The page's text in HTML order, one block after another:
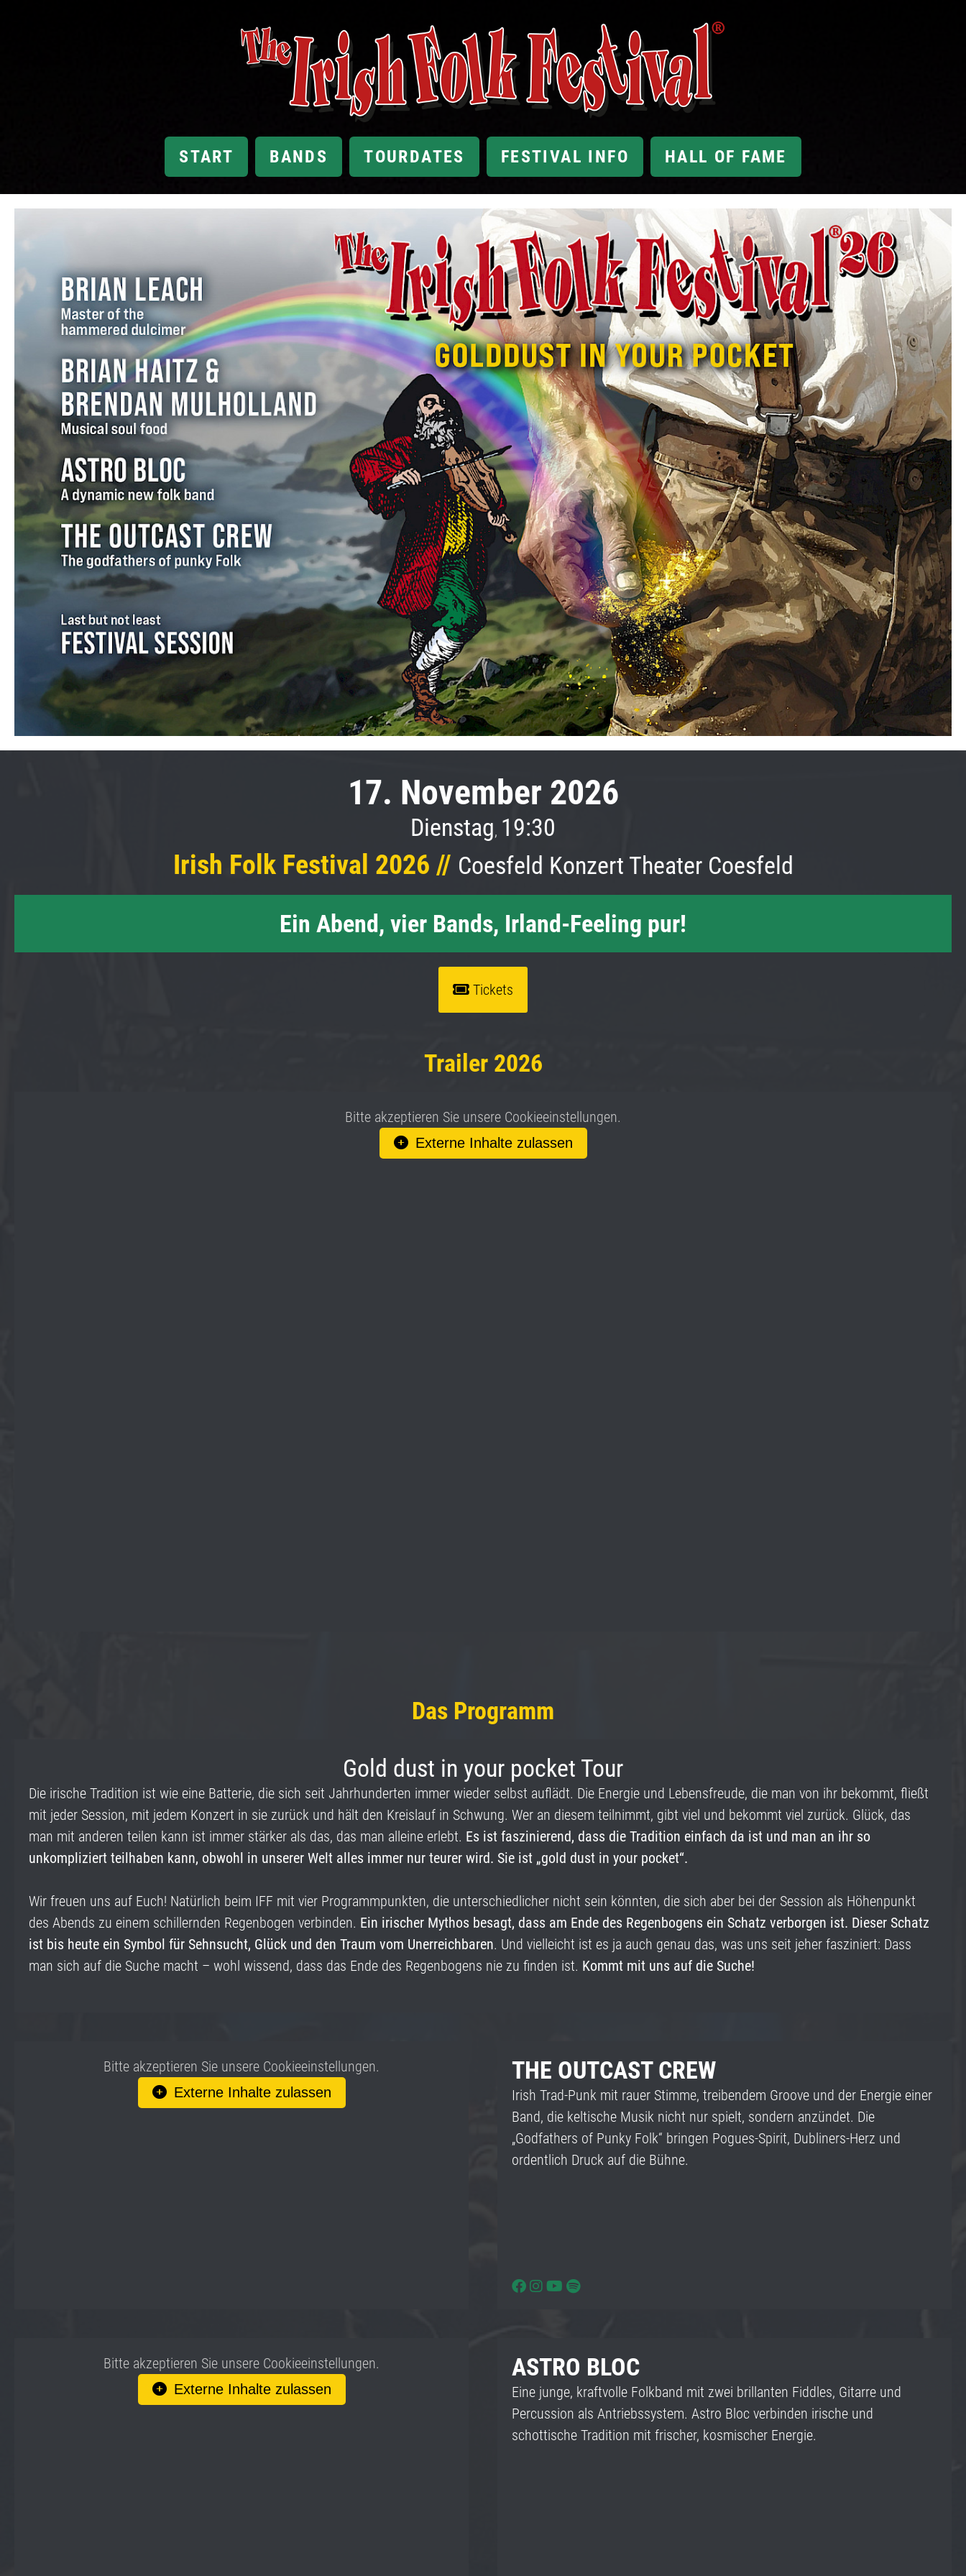
START BANDS TOURDATES FESTIVAL INFO HALL OF FAME
17. November 2026
Dienstag, 19:30
Irish Folk Festival 2026 // Coesfeld Konzert Theater Coesfeld
Ein Abend, vier Bands, Irland-Feeling pur!
Tickets
Trailer 2026
Bitte akzeptieren Sie unsere Cookieeinstellungen.
Externe Inhalte zulassen
Das Programm
Gold dust in your pocket Tour
Die irische Tradition ist wie eine Batterie, die sich seit Jahrhunderten immer wieder selbst auflädt. Die Energie und Lebensfreude, die man von ihr bekommt, fließt
mit jeder Session, mit jedem Konzert in sie zurück und hält den Kreislauf in Schwung. Wer an diesem teilnimmt, gibt viel und bekommt viel zurück. Glück, das
man mit anderen teilen kann ist immer stärker als das, das man alleine erlebt. Es ist faszinierend, dass die Tradition einfach da ist und man an ihr so
unkompliziert teilhaben kann, obwohl in unserer Welt alles immer nur teurer wird. Sie ist „gold dust in your pocket“.
Wir freuen uns auf Euch! Natürlich beim IFF mit vier Programmpunkten, die unterschiedlicher nicht sein könnten, die sich aber bei der Session als Höhenpunkt
des Abends zu einem schillernden Regenbogen verbinden. Ein irischer Mythos besagt, dass am Ende des Regenbogens ein Schatz verborgen ist. Dieser Schatz
ist bis heute ein Symbol für Sehnsucht, Glück und den Traum vom Unerreichbaren. Und vielleicht ist es ja auch genau das, was uns seit jeher fasziniert: Dass
man sich auf die Suche macht – wohl wissend, dass das Ende des Regenbogens nie zu finden ist. Kommt mit uns auf die Suche!
Bitte akzeptieren Sie unsere Cookieeinstellungen.
Externe Inhalte zulassen
THE OUTCAST CREW
Irish Trad-Punk mit rauer Stimme, treibendem Groove und der Energie einer
Band, die keltische Musik nicht nur spielt, sondern anzündet. Die
„Godfathers of Punky Folk“ bringen Pogues-Spirit, Dubliners-Herz und
ordentlich Druck auf die Bühne.
Bitte akzeptieren Sie unsere Cookieeinstellungen.
Externe Inhalte zulassen
ASTRO BLOC
Eine junge, kraftvolle Folkband mit zwei brillanten Fiddles, Gitarre und
Percussion als Antriebssystem. Astro Bloc verbinden irische und
schottische Tradition mit frischer, kosmischer Energie.